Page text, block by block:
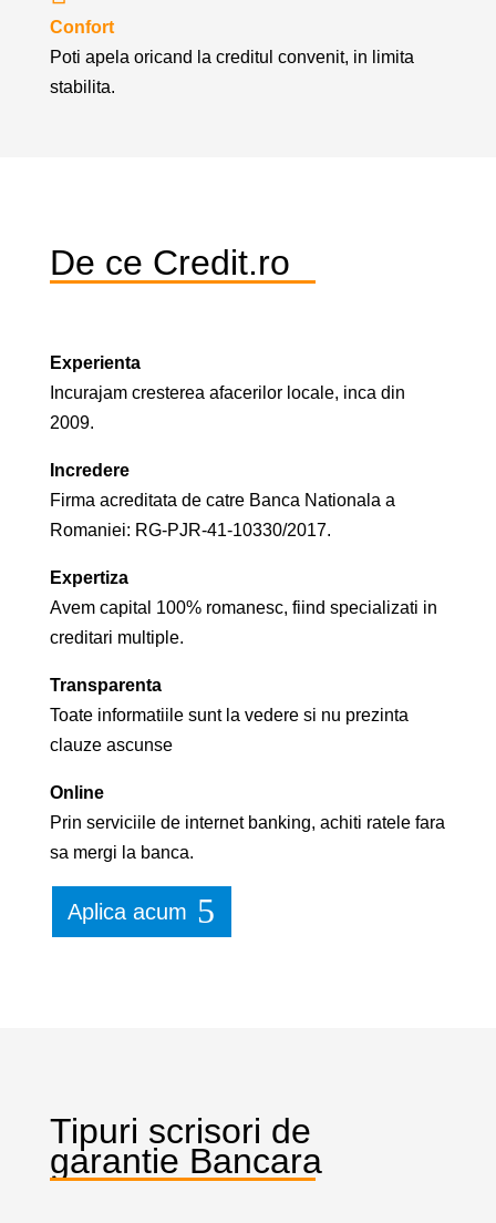
Confort
Poti apela oricand la creditul convenit, in limita
stabilita.
De ce Credit.ro
Experienta
Incurajam cresterea afacerilor locale, inca din
2009.
Incredere
Firma acreditata de catre Banca Nationala a
Romaniei: RG-PJR-41-10330/2017.
Expertiza
Avem capital 100% romanesc, fiind specializati in
creditari multiple.
Transparenta
Toate informatiile sunt la vedere si nu prezinta
clauze ascunse
Online
Prin serviciile de internet banking, achiti ratele fara
sa mergi la banca.
Aplica acum
Tipuri scrisori de
garantie Bancara